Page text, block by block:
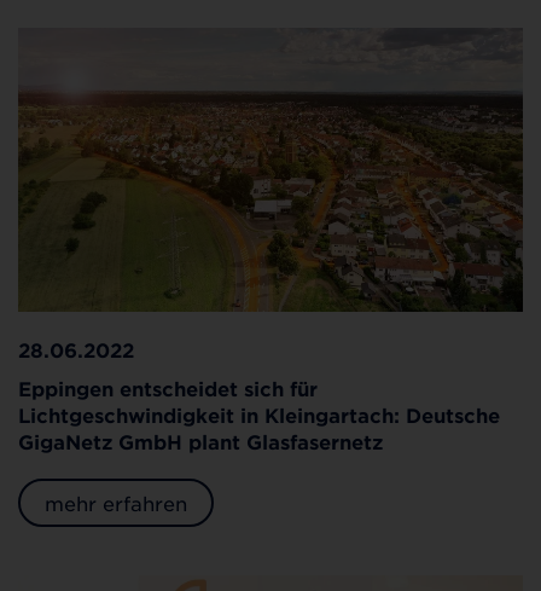
28.06.2022
Eppingen entscheidet sich für
Lichtgeschwindigkeit in Kleingartach: Deutsche
GigaNetz GmbH plant Glasfasernetz
mehr erfahren